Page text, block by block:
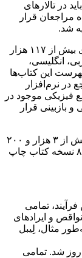
در تالارهای
مراجعان قرار
شد.
با اشاره به اینکه کتابخانه ملی ملک دارای بیش از ۱۱۷ هزار
انگلیسی،
این کتاب‌ها
در نرم‌افزار
فیزیکی موجود در
بازبینی قرار
وی ادامه داد: در مرحله بعدی، این فرآیند برای بیش از ۳ هزار و ۲۰۰
نسخه کتاب چاپ سربی و افزون بر ۴ هزار و ۸۰۰ نسخه کتاب چاپ
تمامی
و ایرادهای
مثال، لِیبل
شد. تمامی